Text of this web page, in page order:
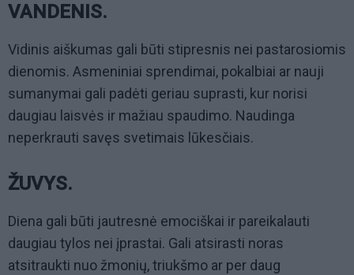
VANDENIS.
Vidinis aiškumas gali būti stipresnis nei pastarosiomis
dienomis. Asmeniniai sprendimai, pokalbiai ar nauji
sumanymai gali padėti geriau suprasti, kur norisi
daugiau laisvės ir mažiau spaudimo. Naudinga
neperkrauti savęs svetimais lūkesčiais.
ŽUVYS.
Diena gali būti jautresnė emociškai ir pareikalauti
daugiau tylos nei įprastai. Gali atsirasti noras
atsitraukti nuo žmonių, triukšmo ar per daug